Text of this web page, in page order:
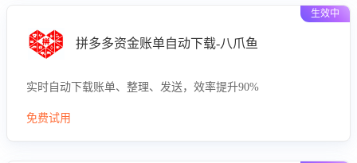
生效中
拼多多资金账单自动下载-八爪鱼
实时自动下载账单、整理、发送，效率提升90%
免费试用